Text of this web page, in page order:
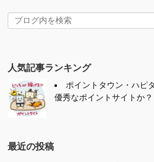
人気記事ランキング
ポイントタウン・ハ
優秀なポイントサイトか？
最近の投稿